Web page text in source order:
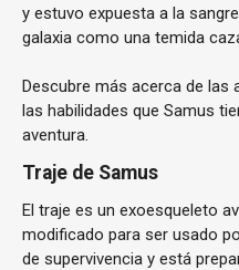
y estuvo expuesta a la
galaxia como una temida
Descubre más acerca de
las habilidades que Samus
aventura.
Traje de Samus
El traje es un exoesqueleto
modificado para ser usado
de supervivencia y está